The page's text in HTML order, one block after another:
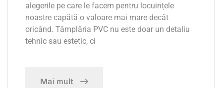
alegerile pe care le facem pentru locuințele
noastre capătă o valoare mai mare decât
oricând. Tâmplăria PVC nu este doar un detaliu
tehnic sau estetic, ci
Mai mult